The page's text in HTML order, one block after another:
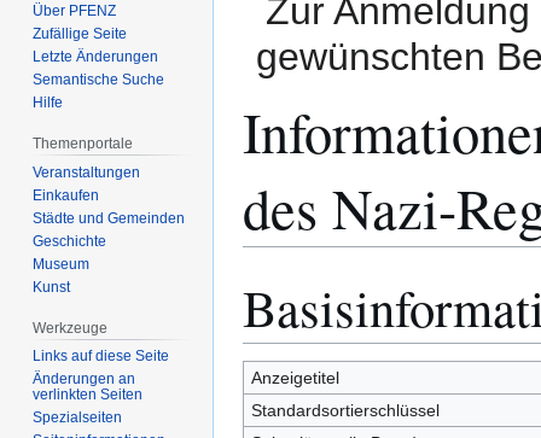
Zur
gewünschten
des Nazi-
Navigation
Suche
Anzeigetitel
Standardsortierschlüssel
Über PFENZ
Zufällige Seite
Letzte Änderungen
Semantische Suche
Hilfe
Themenportale
Veranstaltungen
Einkaufen
Städte und Gemeinden
Geschichte
Museum
Kunst
Werkzeuge
Links auf diese Seite
Änderungen an
verlinkten Seiten
Spezialseiten